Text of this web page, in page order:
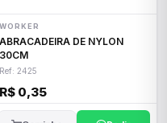
WORKER
ABRACADEIRA DE NYLON
30CM
Ref: 2425
R$ 0,35